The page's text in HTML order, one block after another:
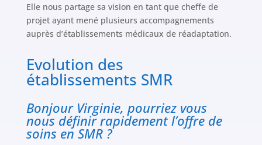
Elle nous partage sa vision en tant que cheffe de
projet ayant mené plusieurs accompagnements
auprès d’établissements médicaux de réadaptation.
Evolution des
établissements SMR
Bonjour Virginie, pourriez vous
nous définir rapidement l’offre de
soins en SMR ?